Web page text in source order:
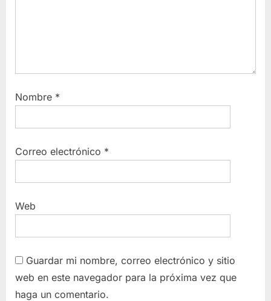
Nombre *
Correo electrónico *
Web
Guardar mi nombre, correo electrónico y sitio
web en este navegador para la próxima vez que
haga un comentario.